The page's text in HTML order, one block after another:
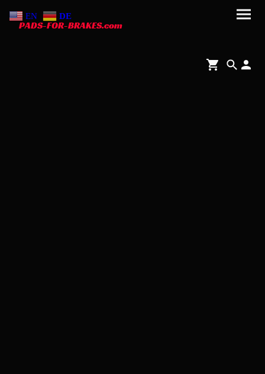
PADS-FOR-BRAKES.com
EN DE